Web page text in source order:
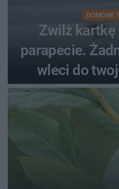
DOMOWE
Zwilż kartkę
parapecie.
wleci do